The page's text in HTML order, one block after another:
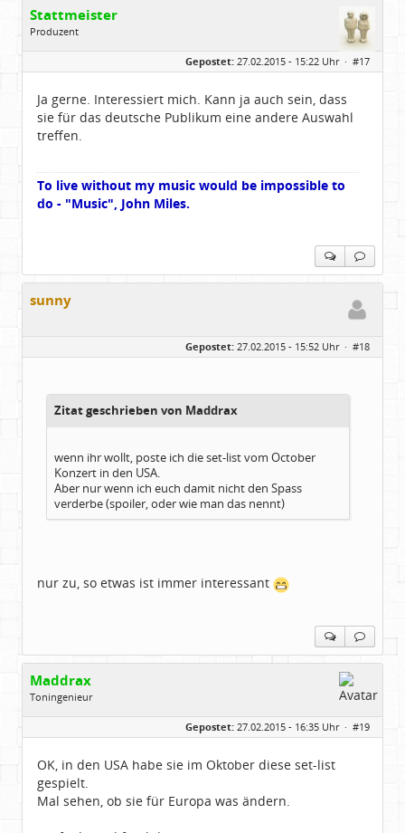
Stattmeister
Produzent
Geschlecht:
Beiträge:
14322
Gepostet: 27.02.2015 - 15:22 Uhr · #17
Ja gerne. Interessiert mich. Kann ja auch sein, dass
sie für das deutsche Publikum eine andere Auswahl
treffen.
To live without my music would be impossible to
do - "Music", John Miles.
sunny
Gepostet: 27.02.2015 - 15:52 Uhr · #18
Zitat geschrieben von Maddrax
wenn ihr wollt, poste ich die set-list vom October
Konzert in den USA.
Aber nur wenn ich euch damit nicht den Spass
verderbe (spoiler, oder wie man das nennt)
nur zu, so etwas ist immer interessant
Maddrax
Toningenieur
Geschlecht:
keine Angabe
Beiträge:
5930
Gepostet: 27.02.2015 - 16:35 Uhr · #19
OK, in den USA habe sie im Oktober diese set-list
gespielt.
Mal sehen, ob sie für Europa was ändern.